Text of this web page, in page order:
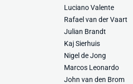
Luciano Valente
Rafael van der Vaart
Julian Brandt
Kaj Sierhuis
Nigel de Jong
Marcos Leonardo
John van den Brom